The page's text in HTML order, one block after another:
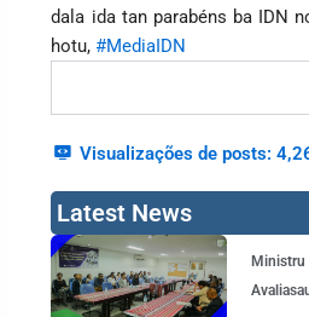
dala ida tan parabéns ba IDN
hotu,#MediaIDN
Visualizações de posts:
Latest News
Ministru
Page